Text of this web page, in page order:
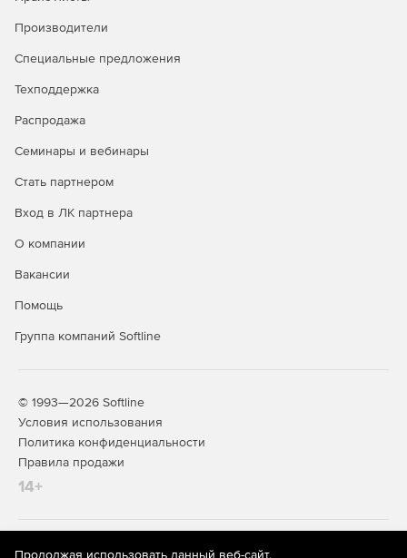
Производители
Специальные предложения
Техподдержка
Распродажа
Семинары и вебинары
Стать партнером
Вход в ЛК партнера
О компании
Вакансии
Помощь
Группа компаний Softline
© 1993—2026 Softline
Условия использования
Политика конфиденциальности
Правила продажи
14+
На информационном ресурсе store.softline.ru применяются
Продолжая использовать данный веб-сайт,